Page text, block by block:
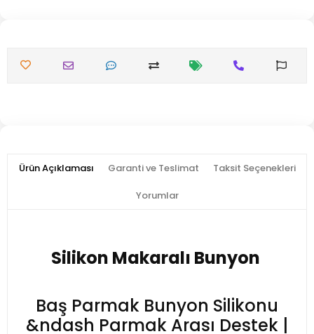
Ürün Açıklaması Garanti ve Teslimat Taksit Seçenekleri
Yorumlar
Silikon Makaralı Bunyon
Baş Parmak Bunyon Silikonu
&ndash Parmak Arası Destek |